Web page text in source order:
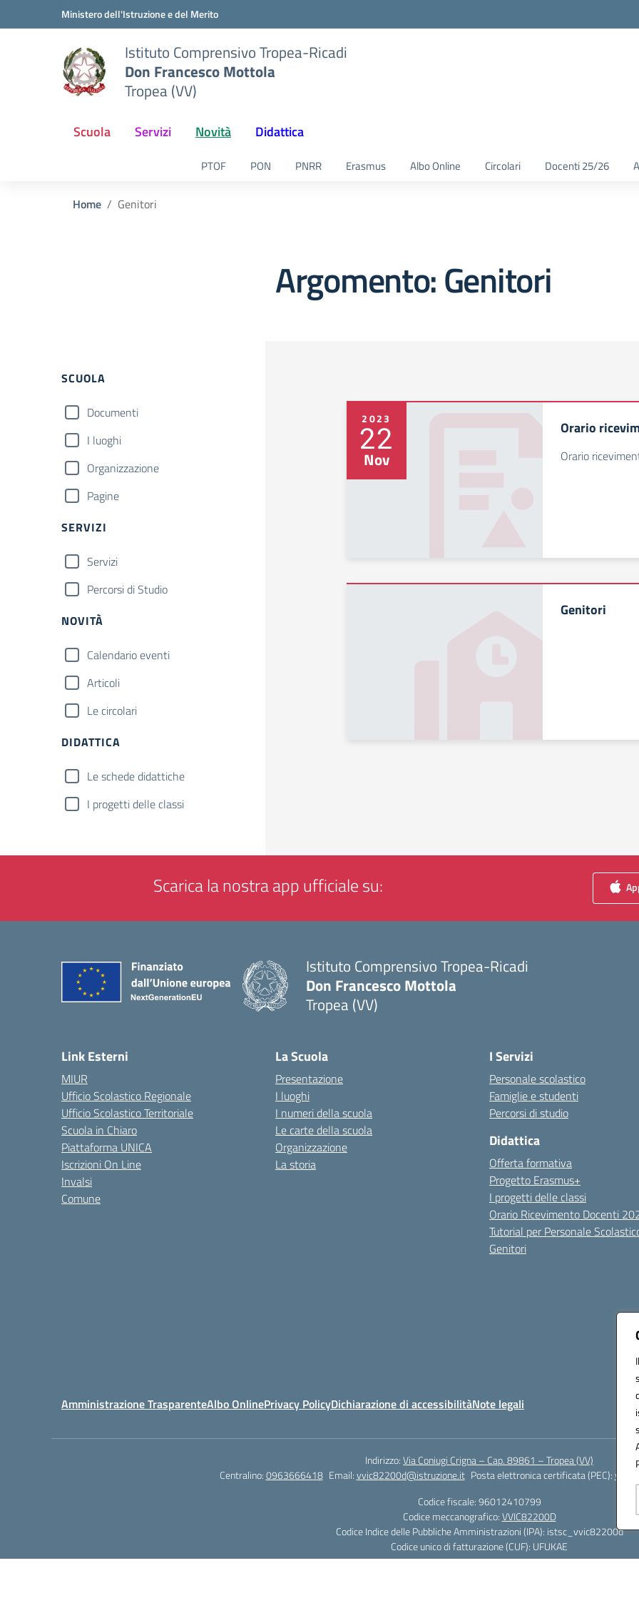
Vai ai contenuti
Vai al menu di navigazioneMinistero dell'Istruzione e del Merito
Istituto Comprensivo Tropea-Ricadi
Don Francesco Mottola
Tropea (VV)
Scuola Servizi Novità Didattica
PTOF PON PNRR Erasmus Albo Online Circolari Docenti 25/26
Home Genitori
Argomento: Genitori
Filtri
SCUOLA
Documenti
I luoghi
Organizzazione
Pagine
SERVIZI
Servizi
Percorsi di Studio
NOVITÀ
Calendario eventi
Articoli
Le circolari
DIDATTICA
Le schede didattiche
I progetti delle classi
2023
22
Nov
Orario
Orario
Genitori
Scarica la nostra app ufficiale su:
Istituto Comprensivo Tropea-Ricadi
Don Francesco Mottola
Tropea (VV)
Link Esterni
MIUR
Ufficio Scolastico Regionale
Ufficio Scolastico Territoriale
Scuola in Chiaro
Piattaforma UNICA
Iscrizioni On Line
Invalsi
Comune
La Scuola
Presentazione
I luoghi
I numeri della scuola
Le carte della scuola
Organizzazione
La storia
I Servizi
Personale scolastico
Famiglie e studenti
Percorsi di studio
Didattica
Offerta formativa
Progetto Erasmus+
I progetti delle classi
Orario Ricevimento Docenti
Tutorial per Personale
Genitori
Amministrazione TrasparenteAlbo OnlinePrivacy PolicyDichiarazione di accessibilitàNote legali
Indirizzo:Via Coniugi Crigna – Cap. 89861 – Tropea (VV)
Centralino:0963666418 Email:vvic82200d@istruzione.it Posta elettronica certificata (PEC):
Codice fiscale: 96012410799
Codice meccanografico:VVIC82200D
Codice Indice delle Pubbliche Amministrazioni (IPA): istsc_vvic82200d
Codice unico di fatturazione (CUF): UFUKAE